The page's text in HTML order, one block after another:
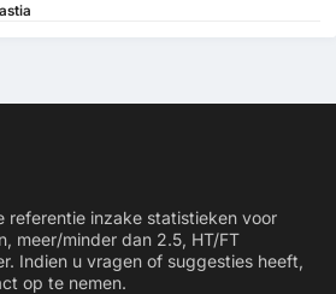
referentie inzake statistieken voor
meer/minder dan 2.5, HT/FT
Indien u vragen of suggesties heeft,
op te nemen.